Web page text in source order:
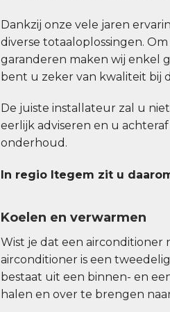
Dankzij onze vele jaren
diverse totaaloplossingen.
garanderen maken wij enkel
bent u zeker van kwaliteit bij
De juiste installateur zal u
eerlijk adviseren en u
onderhoud.
In regio Itegem zit u
Koelen en verwarmen
Wist je dat een airconditioner
airconditioner is een
bestaat uit een binnen- en
halen en over te brengen